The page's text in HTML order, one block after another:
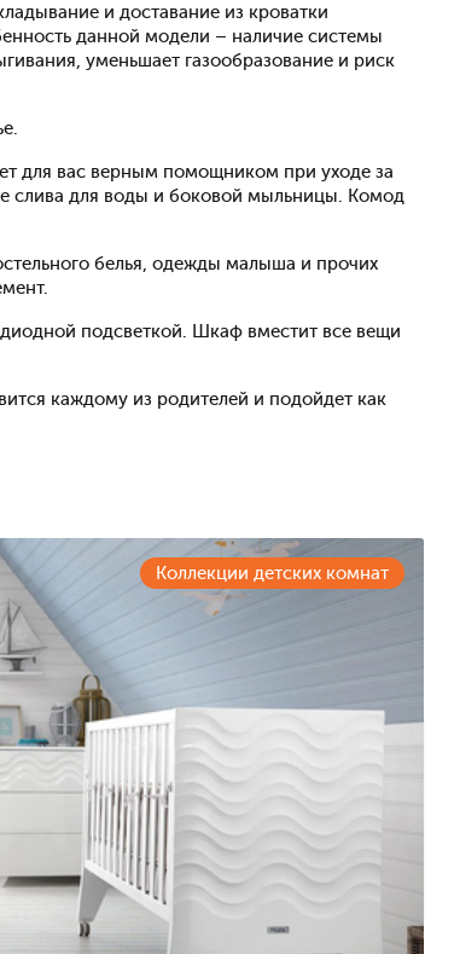
и доставание из кроватки
данной модели – наличие системы
уменьшает газообразование и риск
для вас верным помощником при уходе за
слива для воды и боковой мыльницы. Комод
белья, одежды малыша и прочих
подсветкой. Шкаф вместит все вещи
каждому из родителей и подойдет как
Коллекции детских комнат